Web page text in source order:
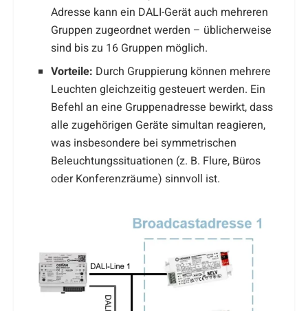
Adresse kann ein DALI-Gerät auch mehreren
Gruppen zugeordnet werden – üblicherweise
sind bis zu 16 Gruppen möglich.
Vorteile: Durch Gruppierung können mehrere
Leuchten gleichzeitig gesteuert werden. Ein
Befehl an eine Gruppenadresse bewirkt, dass
alle zugehörigen Geräte simultan reagieren,
was insbesondere bei symmetrischen
Beleuchtungssituationen (z. B. Flure, Büros
oder Konferenzräume) sinnvoll ist.